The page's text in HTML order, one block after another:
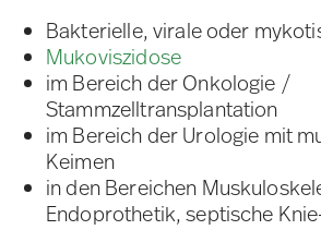
Bakterielle, virale oder
Mukoviszidose
im Bereich der Onkologie /
Stammzelltransplantation
im Bereich der Urologie mit
Keimen
in den Bereichen
Endoprothetik, septische